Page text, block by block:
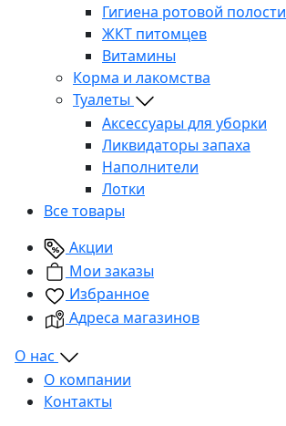
Гигиена ротовой полости
ЖКТ питомцев
Витамины
Корма и лакомства
Туалеты
Аксессуары для уборки
Ликвидаторы запаха
Наполнители
Лотки
Все товары
Акции
Мои заказы
Избранное
Адреса магазинов
О нас
О компании
Контакты